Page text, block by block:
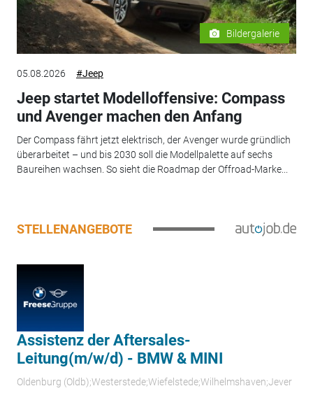
Bildergalerie
05.08.2026 #Jeep
Jeep startet Modelloffensive: Compass
und Avenger machen den Anfang
Der Compass fährt jetzt elektrisch, der Avenger wurde gründlich
überarbeitet – und bis 2030 soll die Modellpalette auf sechs
Baureihen wachsen. So sieht die Roadmap der Offroad-Marke...
STELLENANGEBOTE
Assistenz der Aftersales-
Leitung(m/w/d) - BMW & MINI
Oldenburg (Oldb);Westerstede;Wiefelstede;Wilhelmshaven;Jever